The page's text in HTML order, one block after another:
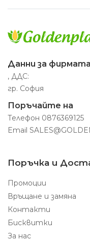
Данни за
, ДДС:
гр. София
Поръчайте на
Телефон 0876369125
Email
Поръчка и
Промоции
Връщане и замяна
Контакти
Бисквитки
За нас